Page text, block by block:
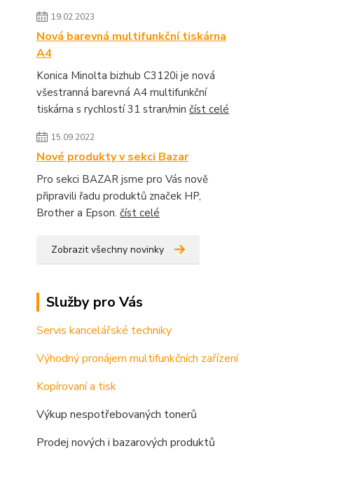
19.02.2023
Nová barevná multifunkční tiskárna
A4
Konica Minolta bizhub C3120i je nová
všestranná barevná A4 multifunkční
tiskárna s rychlostí 31 stran/min číst celé
15.09.2022
Nové produkty v sekci Bazar
Pro sekci BAZAR jsme pro Vás nově
připravili řadu produktů značek HP,
Brother a Epson. číst celé
Zobrazit všechny novinky
Služby pro Vás
Servis kancelářské techniky
Výhodný pronájem multifunkčních zařízení
Kopírovaní a tisk
Výkup nespotřebovaných tonerů
Prodej nových i bazarových produktů